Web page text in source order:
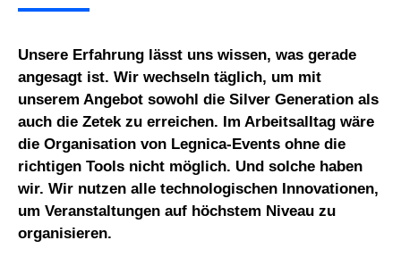
Unsere Erfahrung lässt uns wissen, was gerade
angesagt ist. Wir wechseln täglich, um mit
unserem Angebot sowohl die Silver Generation als
auch die Zetek zu erreichen. Im Arbeitsalltag wäre
die Organisation von Legnica-Events ohne die
richtigen Tools nicht möglich. Und solche haben
wir. Wir nutzen alle technologischen Innovationen,
um Veranstaltungen auf höchstem Niveau zu
organisieren.